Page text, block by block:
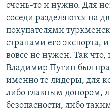
очень-то и нужно. Для
соседи разделяются на
покупателями
странами его экспорта,
вовсе не нужен. Так что,
Владимир Путин был
именно те лидеры, для
либо главным донором,
безопасности, либо